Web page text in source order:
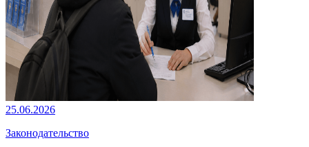
25.06.2026
Законодательство